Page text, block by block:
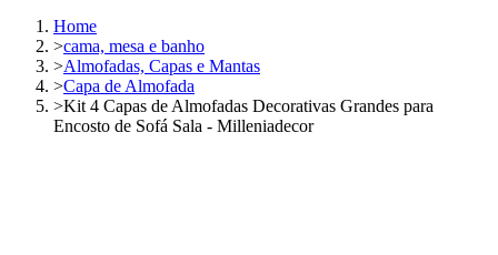
Home
>cama, mesa e banho
>Almofadas, Capas e Mantas
>Capa de Almofada
>Kit 4 Capas de Almofadas Decorativas Grandes para
Encosto de Sofá Sala - Milleniadecor